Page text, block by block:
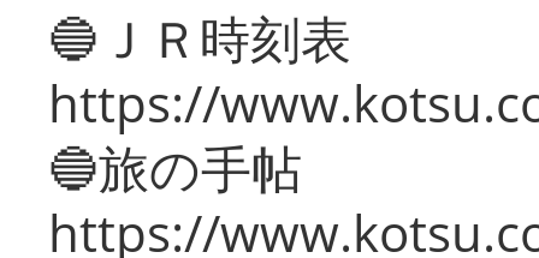
🔵ＪＲ時刻表
https://
🔵旅の手帖
https://